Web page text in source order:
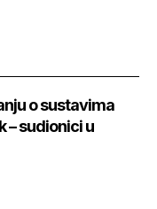
o sustavima
– sudionici u